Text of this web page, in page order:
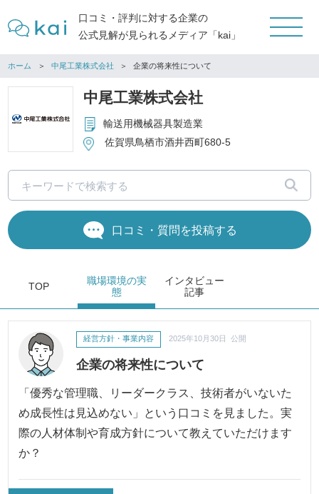
口コミ・評判に対する企業の
公式見解が見られるメディア「kai」
ホーム 中尾工業株式会社 企業の将来性について
中尾工業株式会社
輸送用機械器具製造業
佐賀県鳥栖市酒井西町680-5
口コミ・質問を投稿する
TOP
職場環境の実
態
インタビュー
記事
企業の将来性について
経営方針・事業内容 2025年10月30日 公開
「優秀な管理職、リーダークラス、技術者がいないた
め成長性は見込めない」という口コミを見ました。実
際の人材体制や育成方針について教えていただけます
か？